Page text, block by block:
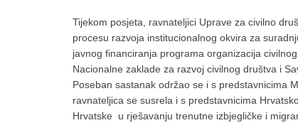
Tijekom posjeta, ravnateljici Uprave za civilno
procesu razvoja institucionalnog okvira za
javnog financiranja programa organizacija
Nacionalne zaklade za razvoj civilnog društva i
Poseban sastanak održao se i s predstavnicima
ravnateljica se susrela i s predstavnicima
Hrvatske u rješavanju trenutne izbjegličke i